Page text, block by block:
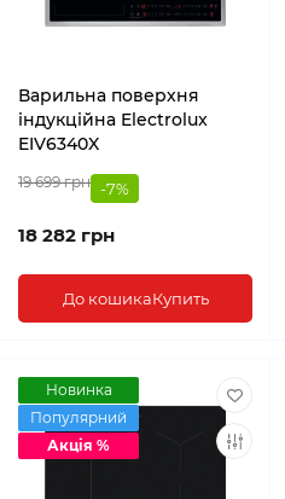
Варильна поверхня
індукційна Electrolux
EIV6340X
19 699 грн -7%
18 282 грн
До кошикаКупить
Новинка
Популярний
Акція %